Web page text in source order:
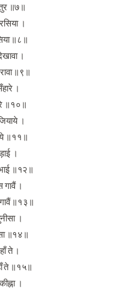
॥७॥
।
॥८॥
।
॥९॥
।
॥१०॥
।
॥११॥
।
॥१२॥
गावैं ।
॥१३॥
।
॥१४॥
ते ।
ते ॥१५॥
।